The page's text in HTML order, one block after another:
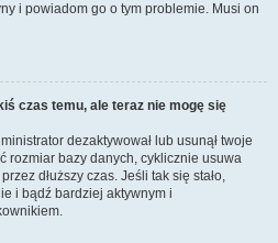
i powiadom go o tym problemie. Musi on
czas temu, ale teraz nie mogę się
dezaktywował lub usunął twoje
rozmiar bazy danych, cyklicznie usuwa
dłuższy czas. Jeśli tak się stało,
i bądź bardziej aktywnym i